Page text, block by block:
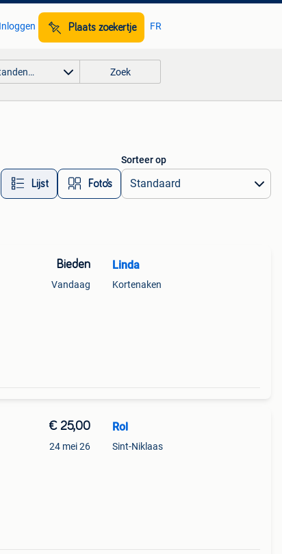
Inloggen Plaats zoekertje FR
Zoek
Lijst Foto’s
Sorteer op
Bieden
Vandaag
Linda
Kortenaken
€ 25,00
24 mei 26
Rol
Sint-Niklaas